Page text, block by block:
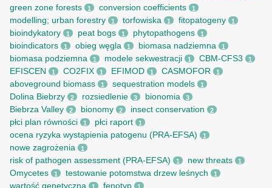
green zone forests 1 conversion coefficients 1
modelling; urban forestry 1 torfowiska 1 fitopatogeny 1
bioindykatory 1 peat bogs 1 phytopathogens 1
bioindicators 1 obieg węgla 1 biomasa nadziemna 1
biomasa podziemna 1 modele sekwestracji 1 CBM-CFS3 1
EFISCEN 1 CO2FIX 1 EFIMOD 1 CASMOFOR 1
aboveground biomass 1 sequestration models 1
Dolina Biebrzy 2 rozsiedlenie 3 bionomia 3
Biebrza Valley 2 bionomy 2 insect conservation 2
płci plan równości 1 płci raport 1
ocena ryzyka wystąpienia patogenu (PRA-EFSA) 1
nowe zagrożenia 1
risk of pathogen assessment (PRA-EFSA) 1 new threats 1
Omycetes 1 testowanie potomstwa drzew leśnych 1
wartość genetyczna fenotyp